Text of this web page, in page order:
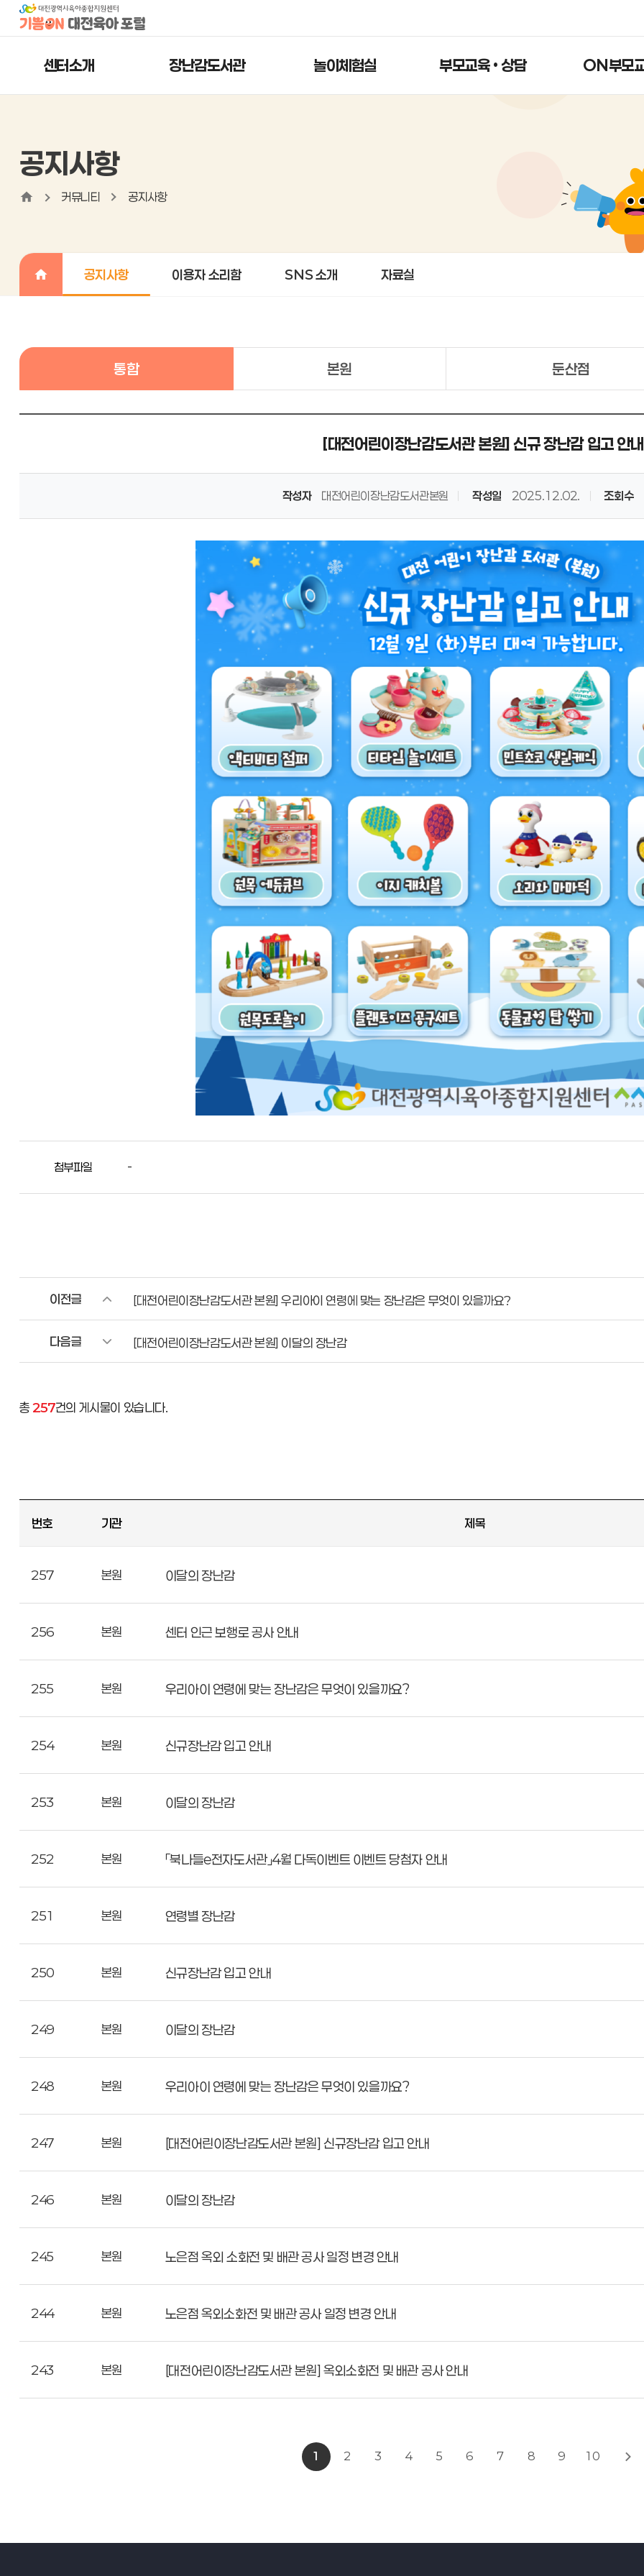
센터소개 장난감도서관 놀이체험실 부모교육 • 상담 ON부모
공지사항
커뮤니티 공지사항
공지사항 이용자 소리함 SNS 소개 자료실
통합 본원 둔산점
[대전어린이장난감도서관 본원] 신규 장난감 입고 안내
작성자 대전어린이장난감도서관본원 작성일 2025.12.02. 조회수
첨부파일 -
이전글 [대전어린이장난감도서관 본원] 우리아이 연령에 맞는 장난감은 무엇이 있을까요?
다음글 [대전어린이장난감도서관 본원] 이달의 장난감
총257건의 게시물이 있습니다.
번호 기관 제목
257 본원 이달의 장난감
256 본원 센터 인근 보행로 공사 안내
255 본원 우리아이 연령에 맞는 장난감은 무엇이 있을까요?
254 본원 신규장난감 입고 안내
253 본원 이달의 장난감
252 본원 「북나들e전자도서관」4월 다독이벤트 이벤트 당첨자 안내
251 본원 연령별 장난감
250 본원 신규장난감 입고 안내
249 본원 이달의 장난감
248 본원 우리아이 연령에 맞는 장난감은 무엇이 있을까요?
247 본원 [대전어린이장난감도서관 본원] 신규장난감 입고 안내
246 본원 이달의 장난감
245 본원 노은점 옥외 소화전 및 배관 공사 일정 변경 안내
244 본원 노은점 옥외소화전 및 배관 공사 일정 변경 안내
243 본원 [대전어린이장난감도서관 본원] 옥외소화전 및 배관 공사 안내
1 2 3 4 5 6 7 8 9 10